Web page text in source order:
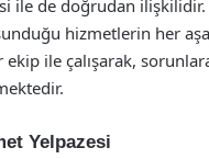
ile de doğrudan ilişkilidir.
hizmetlerin her
ile çalışarak,
Yelpazesi